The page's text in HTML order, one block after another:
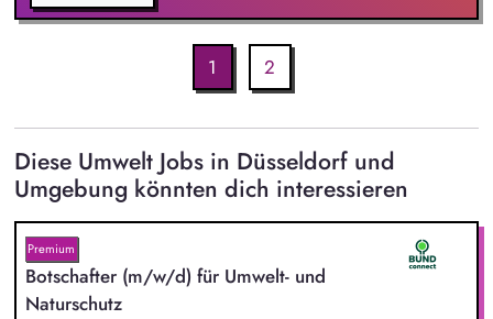
1 2
Diese Umwelt Jobs in Düsseldorf und
Umgebung könnten dich interessieren
Premium
Botschafter (m/w/d) für Umwelt- und
Naturschutz